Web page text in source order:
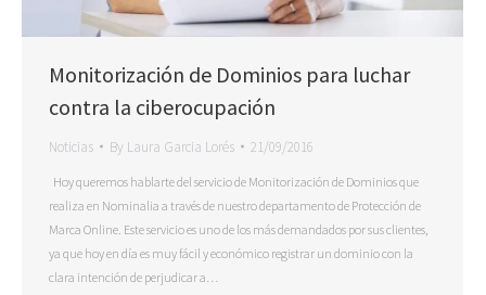
Monitorización de Dominios para luchar
contra la ciberocupación
Noticias By Laura Garcia Lorés 21/09/2016
Hoy queremos hablarte del servicio de Monitorización de Dominios que
realiza en Nominalia a través de nuestro departamento de Protección de
Marca Online. Este servicio es uno de los más demandados por sus clientes,
ya que hoy en día es muy fácil y económico registrar un dominio con la
clara intención de perjudicar a…